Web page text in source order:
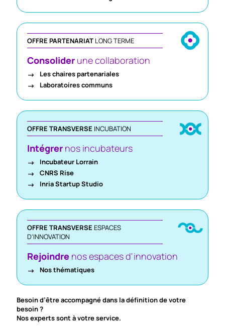
OFFRE PARTENARIAT LONG TERME
Consolider une collaboration
Les chaires partenariales
Laboratoires communs
OFFRE TRANSVERSE INCUBATION
Intégrer nos incubateurs
Incubateur Lorrain
CNRS Rise
Inria Startup Studio
OFFRE TRANSVERSE ESPACES
D'INNOVATION
Rejoindre nos espaces d'innovation
Nos thématiques
Besoin d’être accompagné dans la définition de votre
besoin ?
Nos experts sont à votre service.